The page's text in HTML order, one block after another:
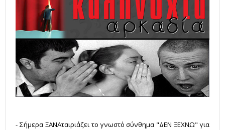
- Σήμερα ΞΑΝΑταιριάζει το γνωστό σύνθημα "ΔΕΝ ΞΕΧΝΩ" για